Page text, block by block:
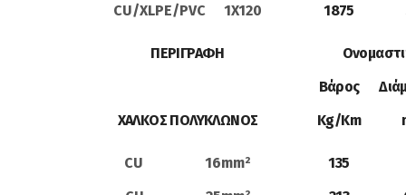
CU/XLPE/PVC 1X120
1875
ΠΕΡΙΓΡΑΦΗ
Βάρος
ΧΑΛΚΟΣ ΠΟΛΥΚΛΩΝΟΣ
Kg/Km
CU 16mm²
135